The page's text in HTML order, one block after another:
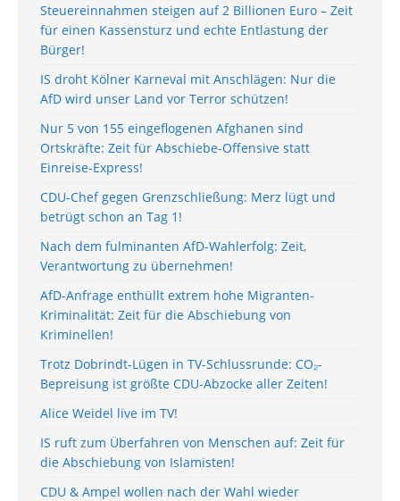
Steuereinnahmen steigen auf 2 Billionen Euro – Zeit
für einen Kassensturz und echte Entlastung der
Bürger!
IS droht Kölner Karneval mit Anschlägen: Nur die
AfD wird unser Land vor Terror schützen!
Nur 5 von 155 eingeflogenen Afghanen sind
Ortskräfte: Zeit für Abschiebe-Offensive statt
Einreise-Express!
CDU-Chef gegen Grenzschließung: Merz lügt und
betrügt schon an Tag 1!
Nach dem fulminanten AfD-Wahlerfolg: Zeit,
Verantwortung zu übernehmen!
AfD-Anfrage enthüllt extrem hohe Migranten-
Kriminalität: Zeit für die Abschiebung von
Kriminellen!
Trotz Dobrindt-Lügen in TV-Schlussrunde: CO₂-
Bepreisung ist größte CDU-Abzocke aller Zeiten!
Alice Weidel live im TV!
IS ruft zum Überfahren von Menschen auf: Zeit für
die Abschiebung von Islamisten!
CDU & Ampel wollen nach der Wahl wieder